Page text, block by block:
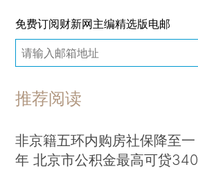
免费订阅财新网主编精选版电邮
推荐阅读
非京籍五环内购房社保降至一
年 北京市公积金最高可贷340